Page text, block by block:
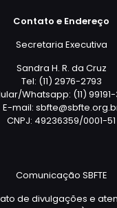
Contato e Endereço
Secretaria Executiva
Sandra H. R. da Cruz
Tel: (11) 2976-2793
Whatsapp: (11)
E-mail:
CNPJ: 49236359/0001-51
Comunicação SBFTE
de divulgações e